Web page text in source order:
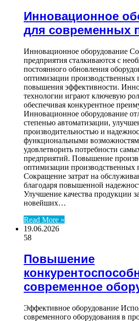
Инновационное
для современных
Инновационное оборудование
предприятия сталкиваются с
постоянного обновления
оптимизации производственных
повышения эффективности.
технологии играют ключевую
обеспечивая конкурентное
Инновационное оборудование
степенью автоматизации,
производительностью и
функциональными
удовлетворить потребности
предприятий. Повышение
оптимизации производственных
Сокращение затрат на
благодаря повышенной
Улучшение качества продукции
новейших…
Read More »
19.06.2026
58
Повышение
современное
Эффективное оборудование
современного оборудования в